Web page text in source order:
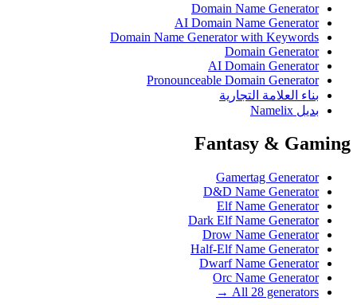
Domain Name Generator
AI Domain Name Generator
Domain Name Generator with Keywords
Domain Generator
AI Domain Generator
Pronounceable Domain Generator
بناء العلامة التجارية
بديل Namelix
Fantasy & Gaming
Gamertag Generator
D&D Name Generator
Elf Name Generator
Dark Elf Name Generator
Drow Name Generator
Half-Elf Name Generator
Dwarf Name Generator
Orc Name Generator
All 28 generators →